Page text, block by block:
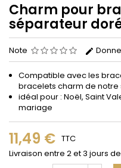
Charm pour
séparateur
Note
Compatible avec les
bracelets charm de notre
idéal pour : Noël, Saint
mariage
11,49 € TTC
Livraison entre 2 et 3 jours